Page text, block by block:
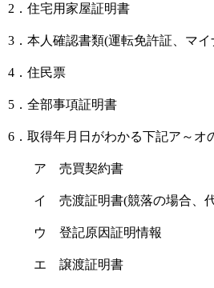
2．住宅用家屋証明書
3．本人確認書類(運転免許証、マ
4．住民票
5．全部事項証明書
6．取得年月日がわかる下記ア～オ
ア 売買契約書
イ 売渡証明書(競落の場合、代
ウ 登記原因証明情報
エ 譲渡証明書